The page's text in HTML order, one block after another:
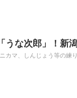
うな次郎」！新
カマ、しんじょう等の練